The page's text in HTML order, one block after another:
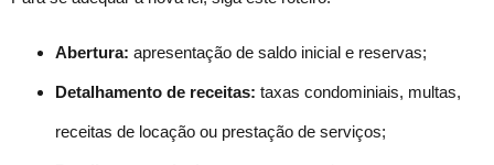
Abertura: apresentação de saldo inicial e reservas;
Detalhamento de receitas: taxas condominiais, multas,
receitas de locação ou prestação de serviços;